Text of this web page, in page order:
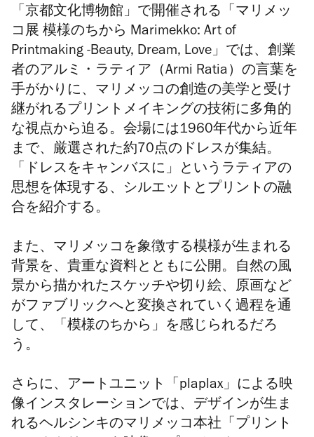
「京都文化博物館」で開催される 「マリメッ
コ展 模様のちから Marimekko: Art of
Printmaking -Beauty, Dream, Love」
では、創業
者のアルミ・ラティア（Armi Ratia ）の言葉を
手がかりに、マリメッコの創造の美学と受け
継がれるプリントメイキングの技術に多角的
な視点から迫る。会場には1960年代から近年
まで、厳選された約 70点のドレスが集結。
「ドレスをキャンバスに」というラティアの
思想を体現する、シルエットとプリントの融
合を紹介する。
また、マリメッコを象徴する模様が生まれる
背景を、貴重な資料とともに公開。自然の風
景から描かれたスケッチや切り絵、原画など
がファブリックへと変換されていく過程を通
して、「模様のちから」を感じられるだろ
う。
さらに、 アートユニット「plaplax」 による映
像インスタレーションでは、デザインが生ま
れるヘルシンキのマリメッコ本社「プリント